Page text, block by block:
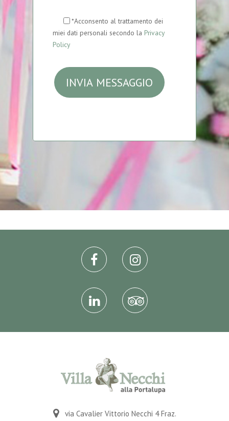
*Acconsento al trattamento dei
miei dati personali secondo la Privacy
Policy
via Cavalier Vittorio Necchi 4 Fraz.